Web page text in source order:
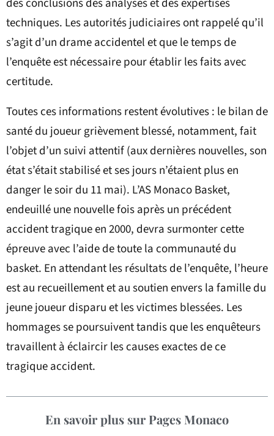
techniques. Les autorités judiciaires ont rappelé qu’il
s’agit d’un drame accidentel et que le temps de
l’enquête est nécessaire pour établir les faits avec
certitude.
Toutes ces informations restent évolutives : le bilan de
santé du joueur grièvement blessé, notamment, fait
l’objet d’un suivi attentif (aux dernières nouvelles, son
état s’était stabilisé et ses jours n’étaient plus en
danger le soir du 11 mai). L’AS Monaco Basket,
endeuillé une nouvelle fois après un précédent
accident tragique en 2000, devra surmonter cette
épreuve avec l’aide de toute la communauté du
basket. En attendant les résultats de l’enquête, l’heure
est au recueillement et au soutien envers la famille du
jeune joueur disparu et les victimes blessées. Les
hommages se poursuivent tandis que les enquêteurs
travaillent à éclaircir les causes exactes de ce
tragique accident.
En savoir plus sur Pages Monaco